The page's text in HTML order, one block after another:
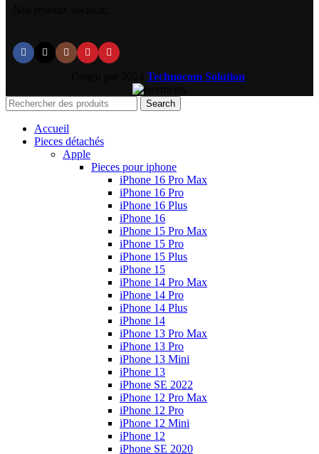
Technocom Solution
Search
Accueil
Pieces détachés
Apple
Pieces pour iphone
iPhone 16 Pro Max
iPhone 16 Pro
iPhone 16 Plus
iPhone 16
iPhone 15 Pro Max
iPhone 15 Pro
iPhone 15 Plus
iPhone 15
iPhone 14 Pro Max
iPhone 14 Pro
iPhone 14 Plus
iPhone 14
iPhone 13 Pro Max
iPhone 13 Pro
iPhone 13 Mini
iPhone 13
iPhone SE 2022
iPhone 12 Pro Max
iPhone 12 Pro
iPhone 12 Mini
iPhone 12
iPhone SE 2020